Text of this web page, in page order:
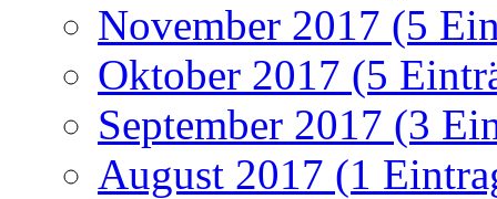
November 2017 (5
Oktober 2017 (5
September 2017 (3
August 2017 (1